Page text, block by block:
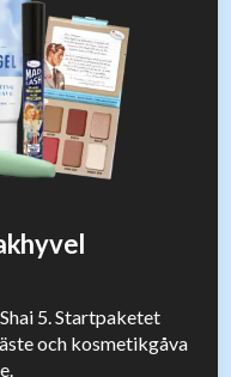
5. Startpaketet
och kosmetikgåva